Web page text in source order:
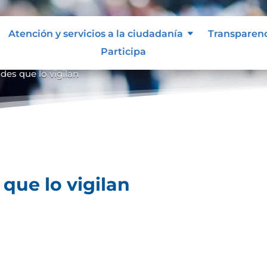
Atención y servicios a la ciudadanía
Participa
que lo vigilan
lo vigilan